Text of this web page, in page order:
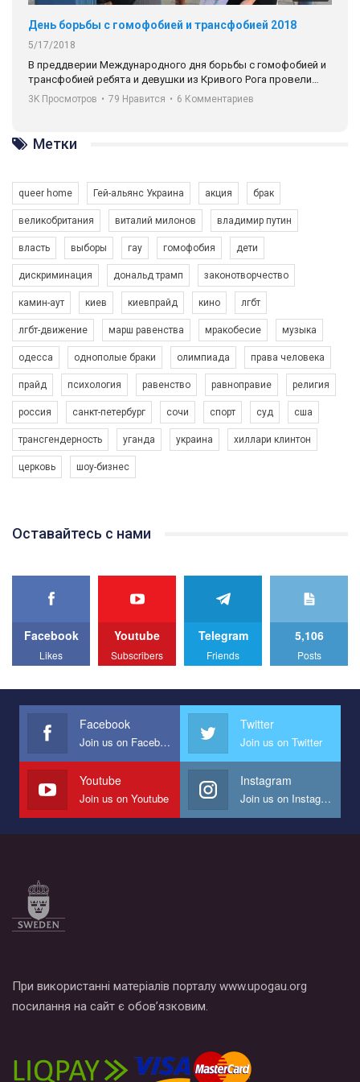
День борьбы с гомофобией и трансфобией 2018
5/17/2018
В преддверии Международного дня борьбы с гомофобией и
трансфобией ребята и девушки из Кривого Рога провели
социальный эксперимент, сравнив реакцию на
представительницу ЛГБТ-комьюнити в двух странах, в
Автор видео - Queer-студия.
3K Просмотров • 79 Нравится • 6 Комментариев
Метки
queer home Гей-альянс Украина акция брак
великобритания виталий милонов владимир путин
власть выборы гау гомофобия дети
дискриминация дональд трамп законотворчество
камин-аут киев киевпрайд кино лгбт
лгбт-движение марш равенства мракобесие музыка
одесса однополые браки олимпиада права человека
прайд психология равенство равноправие религия
россия санкт-петербург сочи спорт суд сша
трансгендерность уганда украина хиллари клинтон
церковь шоу-бизнес
Оставайтесь с нами
Facebook
Likes
Youtube
Subscribers
Telegram
Friends
5,106
Posts
Facebook
Join us on Facebook
Twitter
Join us on Twitter
Youtube
Join us on Youtube
Instagram
Join us on Instagram
При використанні матеріалів порталу www.upogau.org
посилання на сайт є обов’язковим.